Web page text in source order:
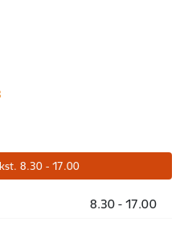
8.30 - 17.00
8.30 - 17.00